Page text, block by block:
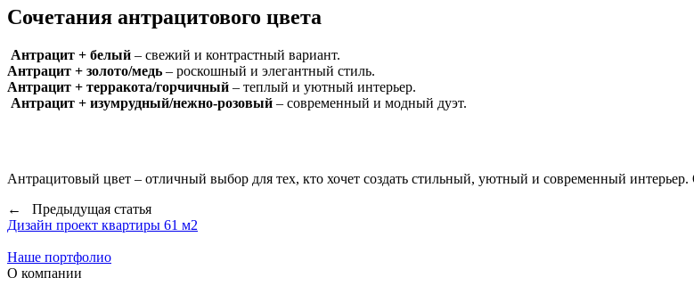
Сочетания антрацитового цвета
Антрацит + белый – свежий и контрастный вариант.
Антрацит + золото/медь – роскошный и элегантный стиль.
Антрацит + терракота/горчичный – теплый и уютный интерьер.
Антрацит + изумрудный/нежно-розовый – современный и модный дуэт.
Антрацитовый цвет – отличный выбор для тех, кто хочет создать стильный, уютный и современный
← Предыдущая статья
Дизайн проект квартиры 61 м2
Наше портфолио
О компании